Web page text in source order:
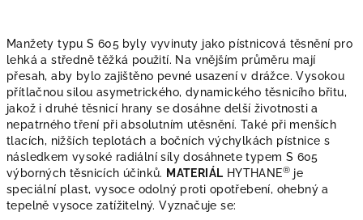
Manžety typu S 605 byly vyvinuty jako pístnicová těsnění pro
lehká a středně těžká použití. Na vnějším průměru mají
přesah, aby bylo zajištěno pevné usazení v drážce. Vysokou
přítlačnou silou asymetrického, dynamického těsnicího břitu,
jakož i druhé těsnicí hrany se dosáhne delší životnosti a
nepatrného tření při absolutním utěsnění. Také při menších
tlacích, nižších teplotách a bočních výchylkách pístnice s
následkem vysoké radiální síly dosáhnete typem S 605
výborných těsnicích účinků. MATERIÁL HYTHANE® je
speciální plast, vysoce odolný proti opotřebení, ohebný a
tepelně vysoce zatížitelný. Vyznačuje se: